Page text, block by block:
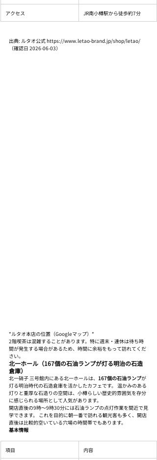
アクセス JR南小樽駅から徒歩約7分
出典: ルタオ公式 https://www.letao-brand.jp/shop/letao/
（確認日 2026-06-03）
*ルタオ本店の位置（Googleマップ）*
2階喫茶は混雑することがあります。特に週末・連休は待ち時
間が発生する場合があるため、時間に余裕をもって訪れてくだ
さい。
北一ホール（167個の石油ランプが灯る明治の石造
倉庫）
北一硝子 三号館内にある北一ホールは、 167個の石油ランプが
灯る明治時代の石造倉庫を活かしたカフェです。 温かみのある
灯りと重厚な石造りの空間は、小樽らしい歴史的雰囲気を存分
に感じられる場所として人気があります。
開店直後の9時〜9時30分には石油ランプの点灯作業を間近で見
学できます。 これを目的に朝一番で訪れる観光客も多く、開店
直後は比較的空いている穴場の時間帯でもあります。
基本情報
項目 内容